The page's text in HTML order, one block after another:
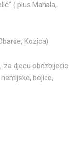
( plus Mahala,
Kozica).⁣
za djecu obezbijedio
bojice,